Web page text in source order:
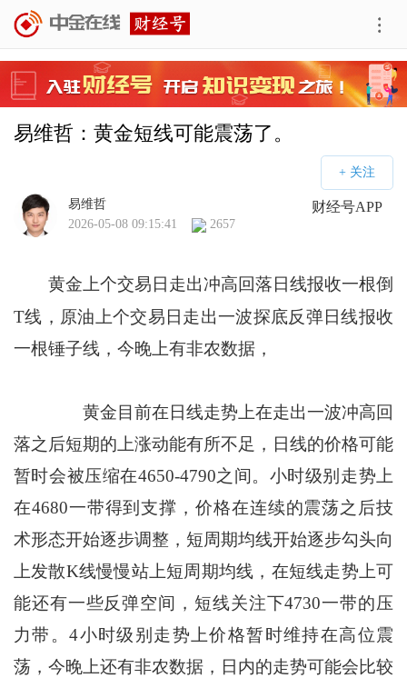
易维哲：黄金短线可能震荡了。
财经号APP
易维哲
2026-05-08 09:15:41
2657
黄金上个交易日走出冲高回落日线报收一根倒
T线，原油上个交易日走出一波探底反弹日线报收
一根锤子线，今晚上有非农数据，
黄金目前在日线走势上在走出一波冲高回
落之后短期的上涨动能有所不足，日线的价格可能
暂时会被压缩在4650-4790之间。小时级别走势上
在4680一带得到支撑，价格在连续的震荡之后技
术形态开始逐步调整，短周期均线开始逐步勾头向
上发散K线慢慢站上短周期均线，在短线走势上可
能还有一些反弹空间，短线关注下4730一带的压
力带。4小时级别走势上价格暂时维持在高位震
荡，今晚上还有非农数据，日内的走势可能会比较